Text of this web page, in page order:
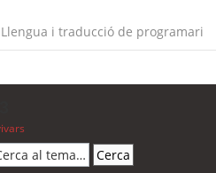
Llengua i traducció de programari